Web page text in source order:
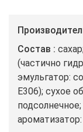
Состав
(частично
эмульгатор:
Е306); сухое